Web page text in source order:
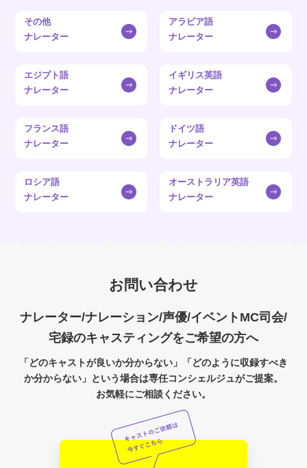
その他
ナレーター
アラビア語
ナレーター
エジプト語
ナレーター
イギリス英語
ナレーター
フランス語
ナレーター
ドイツ語
ナレーター
ロシア語
ナレーター
オーストラリア英語
ナレーター
お問い合わせ
ナレーター/ナレーション/声優/イベントMC司会/
宅録のキャスティングをご希望の方へ
「どのキャストが良いか分からない」「どのように収録すべき
か分からない」という場合は専任コンシェルジュがご提案。
お気軽にご相談ください。